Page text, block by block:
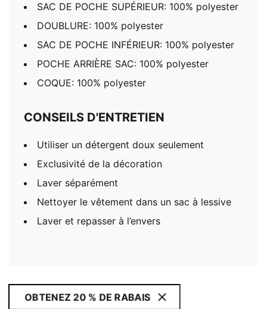
SAC DE POCHE SUPÉRIEUR: 100% polyester
DOUBLURE: 100% polyester
SAC DE POCHE INFÉRIEUR: 100% polyester
POCHE ARRIÈRE SAC: 100% polyester
COQUE: 100% polyester
CONSEILS D'ENTRETIEN
Utiliser un détergent doux seulement
Exclusivité de la décoration
Laver séparément
Nettoyer le vêtement dans un sac à lessive
Laver et repasser à l’envers
OBTENEZ 20 % DE RABAIS